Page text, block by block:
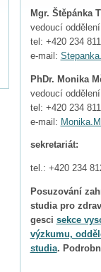
Mgr. Štěpánka
vedoucí
tel: +420 234
e-mail:
PhDr. Monika
vedoucí
tel: +420 234
e-mail:
sekretariát:
tel.: +420 234
Posuzování
studia pro
gesci sekce
výzkumu,
studia.